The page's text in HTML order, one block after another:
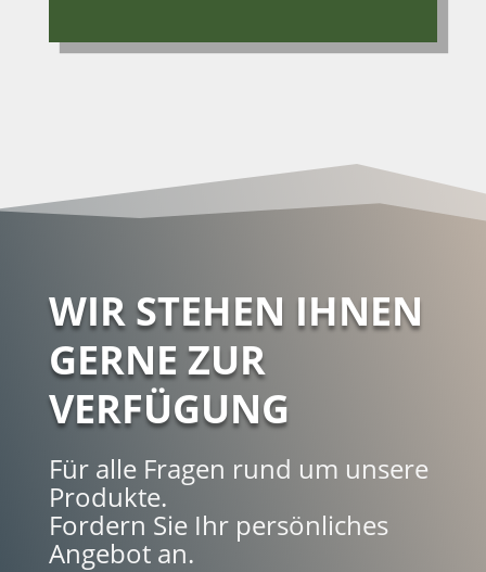
WIR STEHEN IHNEN
GERNE ZUR
VERFÜGUNG
Für alle Fragen rund um unsere
Produkte.
Fordern Sie Ihr persönliches
Angebot an.